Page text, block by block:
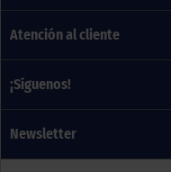
Atención al cliente
¡Síguenos!
Newsletter